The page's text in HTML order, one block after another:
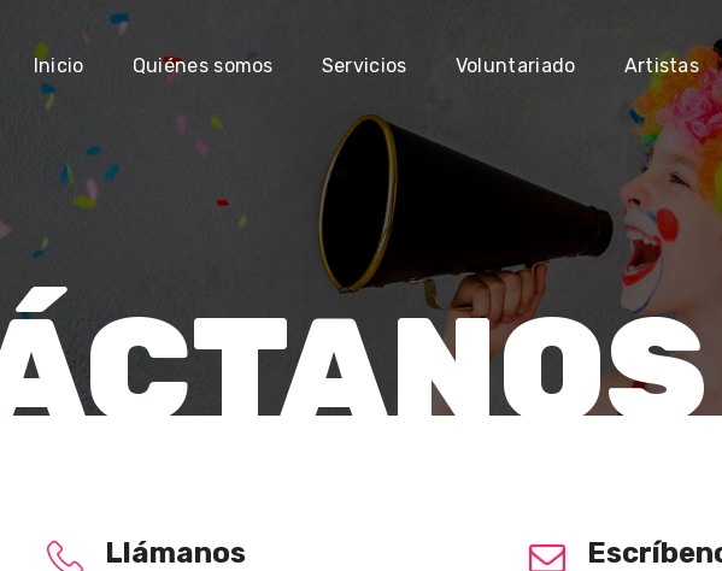
Inicio Quiénes somos Servicios Voluntariado Artistas
Llámanos